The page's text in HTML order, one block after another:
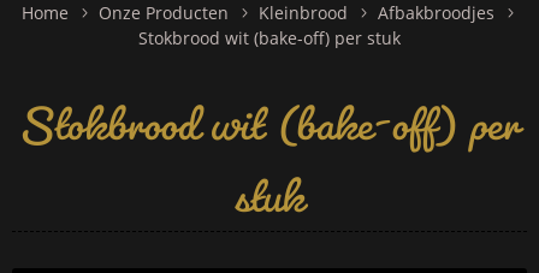
Home Onze Producten Kleinbrood
Afbakbroodjes
Stokbrood wit (bake-off) per stuk
Stokbrood wit (bake-off) per
stuk